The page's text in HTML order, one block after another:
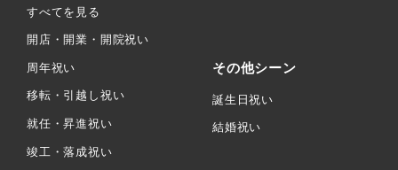
すべてを見る
開店・開業・開院祝い
周年祝い
移転・引越し祝い
就任・昇進祝い
竣工・落成祝い
その他シーン
誕生日祝い
結婚祝い